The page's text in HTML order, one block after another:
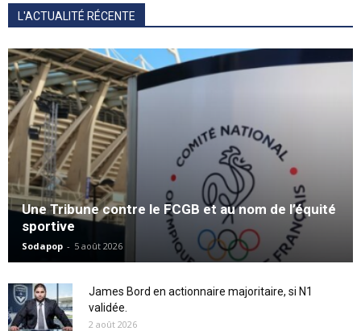
L'ACTUALITÉ RÉCENTE
Une Tribune contre le FCGB et au nom de l’équité
sportive
Sodapop - 5 août 2026
James Bord en actionnaire majoritaire, si N1
validée.
2 août 2026